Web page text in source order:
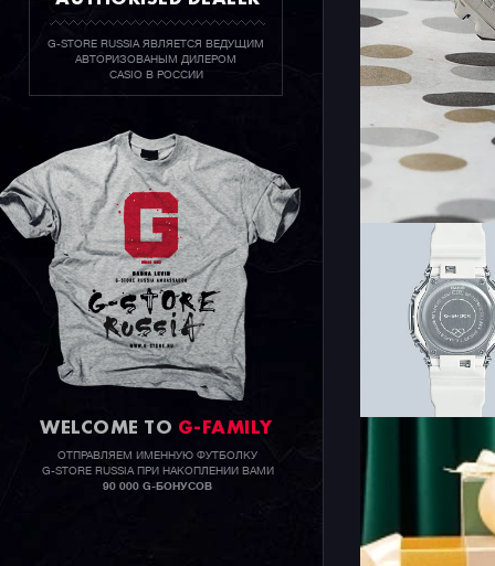
G-STORE RUSSIA ЯВЛЯЕТСЯ ВЕДУЩИМ
АВТОРИЗОВАНЫМ ДИЛЕРОМ
CASIO В РОССИИ
WELCOME TO G-FAMILY
ОТПРАВЛЯЕМ ИМЕННУЮ ФУТБОЛКУ
G-STORE RUSSIA ПРИ НАКОПЛЕНИИ ВАМИ
90 000 G-БОНУСОВ